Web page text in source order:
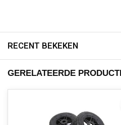
RECENT BEKEKEN
GERELATEERDE